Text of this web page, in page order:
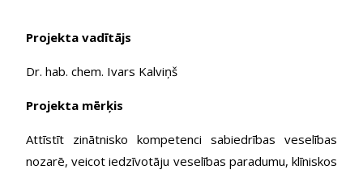
Projekta vadītājs
Dr. hab. chem. Ivars Kalviņš
Projekta mērķis
Attīstīt zinātnisko kompetenci sabiedrības veselības
nozarē, veicot iedzīvotāju veselības paradumu, klīniskos